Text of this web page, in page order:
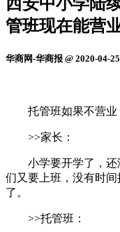
管班现在能营
华商网-华商报 @ 2020-04-
托管班如果不营业
>>家长：
小学要开学了，还
们又要上班，没有时
了。
>>托管班：